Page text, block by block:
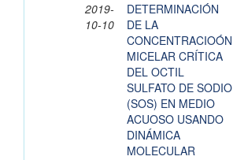
2019-
10-10
DETERMINACIÓN
DE LA
CONCENTRACIOÓN
MICELAR CRÍTICA
DEL OCTIL
SULFATO DE SODIO
(SOS) EN MEDIO
ACUOSO USANDO
DINÁMICA
MOLECULAR